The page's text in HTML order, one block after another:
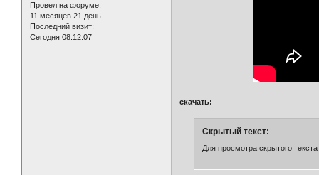
Провел на форуме:
11 месяцев 21 день
Последний визит:
Сегодня 08:12:07
скачать:
Скрытый текст:
Для просмотра скрытого